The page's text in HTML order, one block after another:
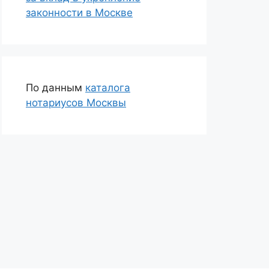
законности в Москве
По данным каталога
нотариусов Москвы